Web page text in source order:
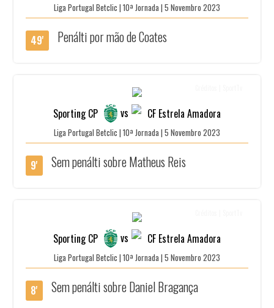
Liga Portugal Betclic | 10ª Jornada | 5 Novembro 2023
49' Penálti por mão de Coates
Sporting CP vs CF Estrela Amadora
Liga Portugal Betclic | 10ª Jornada | 5 Novembro 2023
9' Sem penálti sobre Matheus Reis
Sporting CP vs CF Estrela Amadora
Liga Portugal Betclic | 10ª Jornada | 5 Novembro 2023
8' Sem penálti sobre Daniel Bragança